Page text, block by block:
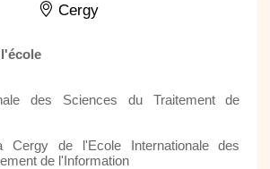
Cergy
des Sciences du Traitement de
Cergy de l'Ecole Internationale des
de l'Information